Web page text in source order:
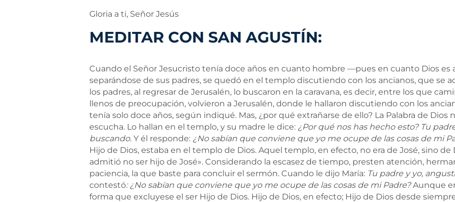
Gloria a ti, Señor Jesús
MEDITAR CON SAN AGUSTÍN:
Cuando el Señor Jesucristo tenía doce años en cuanto hombre —pues en cuanto Dios
separándose de sus padres, se quedó en el templo discutiendo con los ancianos, que se
los padres, al regresar de Jerusalén, lo buscaron en la caravana, es decir, entre los que
llenos de preocupación, volvieron a Jerusalén, donde le hallaron discutiendo con los
tenía solo doce años, según indiqué. Mas, ¿por qué extrañarse de ello? La Palabra de Dios
escucha. Lo hallan en el templo, y su madre le dice: ¿Por qué nos has hecho esto? Tu
buscando. Y él responde: ¿No sabían que conviene que yo me ocupe de las cosas de mi
Hijo de Dios, estaba en el templo de Dios. Aquel templo, en efecto, no era de José, sino
admitió no ser hijo de José». Considerando la escasez de tiempo, presten atención,
paciencia, la que baste para concluir el sermón. Cuando le dijo María: Tu padre y yo,
contestó: ¿No sabían que conviene que yo me ocupe de las cosas de mi Padre?Aunque
forma que excluyese el ser Hijo de Dios. Hijo de Dios, en efecto; Hijo de Dios desde